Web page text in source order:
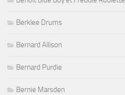
Berklee Drums
Bernard Allison
Bernard Purdie
Bernie Marsden